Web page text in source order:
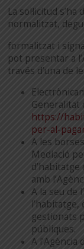
La sol·licitud
normalitzat,
formalitzat i
pot presentar a
través d’una de
Generalitat
https://
per-al-
A les
Mediació
d’habitatge
amb
A la seu de
l’habitatge,
gestionats
públiques.
A l’Agència